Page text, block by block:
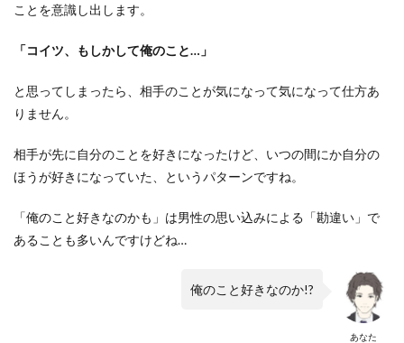
ことを意識し出します。
「コイツ、もしかして俺のこと…」
と思ってしまったら、相手のことが気になって気になって仕方あ
りません。
相手が先に自分のことを好きになったけど、いつの間にか自分の
ほうが好きになっていた、というパターンですね。
「俺のこと好きなのかも」は男性の思い込みによる「勘違い」で
あることも多いんですけどね…
あなた
俺のこと好きなのか!?